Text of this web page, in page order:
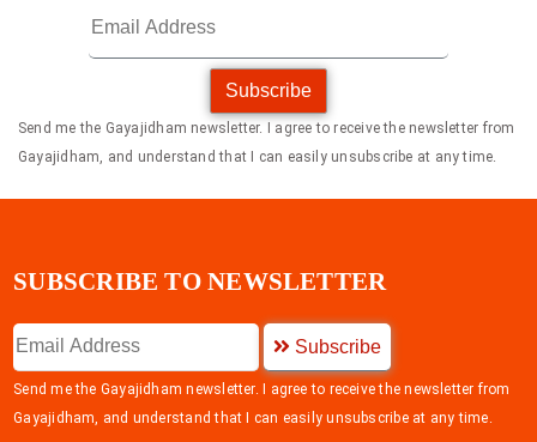
Subscribe
Send me the Gayajidham newsletter. I agree to receive the newsletter from
Gayajidham, and understand that I can easily unsubscribe at any time.
SUBSCRIBE TO NEWSLETTER
Subscribe
Send me the Gayajidham newsletter. I agree to receive the newsletter from
Gayajidham, and understand that I can easily unsubscribe at any time.